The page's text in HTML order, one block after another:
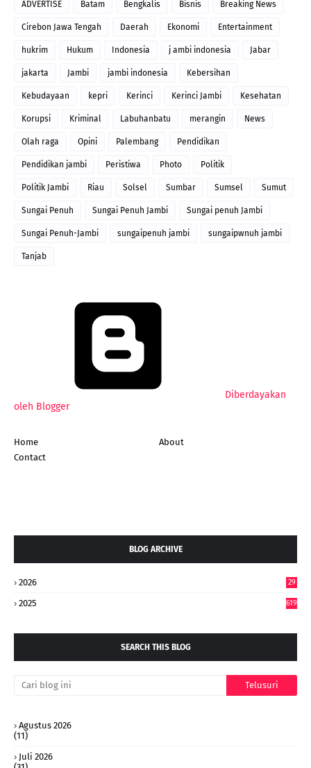
ADVERTISE Batam Bengkalis Bisnis Breaking News
Cirebon Jawa Tengah Daerah Ekonomi Entertainment
hukrim Hukum Indonesia j ambi indonesia Jabar
jakarta Jambi jambi indonesia Kebersihan
Kebudayaan kepri Kerinci Kerinci Jambi Kesehatan
Korupsi Kriminal Labuhanbatu merangin News
Olah raga Opini Palembang Pendidikan
Pendidikan jambi Peristiwa Photo Politik
Politik Jambi Riau Solsel Sumbar Sumsel Sumut
Sungai Penuh Sungai Penuh Jambi Sungai penuh Jambi
Sungai Penuh-Jambi sungaipenuh jambi sungaipwnuh jambi
Tanjab
Diberdayakan
oleh Blogger
Home
About
Contact
BLOG ARCHIVE
2026
29
2025 619
SEARCH THIS BLOG
Agustus 2026
(11)
Juli 2026